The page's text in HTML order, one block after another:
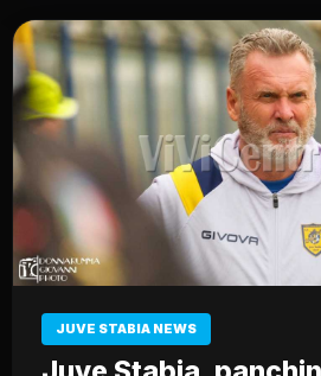
JUVE STABIA NEWS